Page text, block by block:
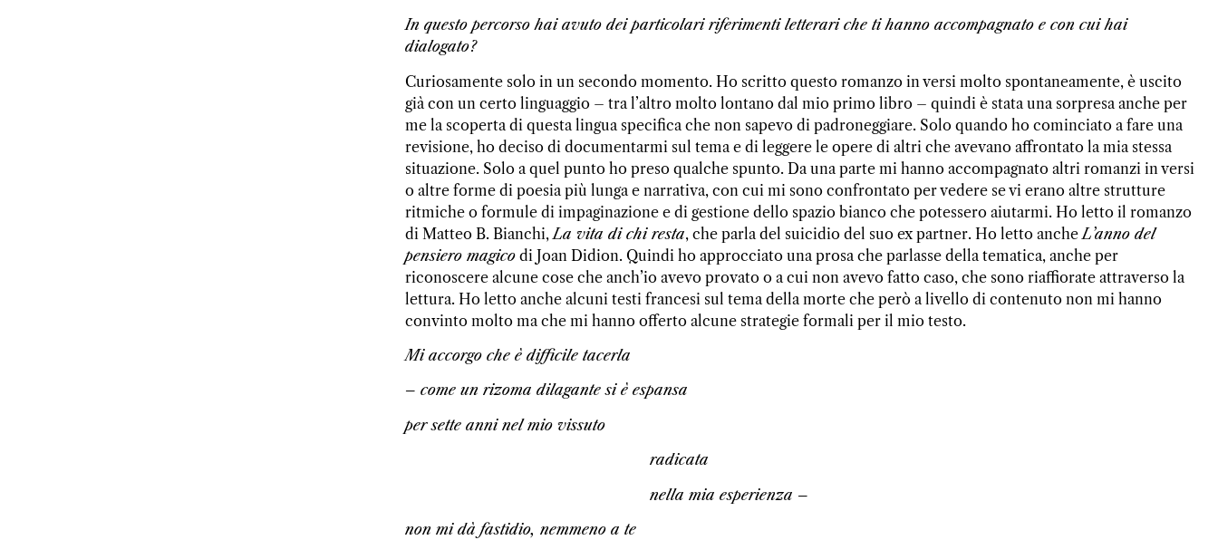
In questo percorso hai avuto dei particolari riferimenti letterari che ti hanno accompagnato e con cui hai
dialogato?
Curiosamente solo in un secondo momento. Ho scritto questo romanzo in versi molto spontaneamente, è uscito
già con un certo linguaggio – tra l’altro molto lontano dal mio primo libro – quindi è stata una sorpresa anche per
me la scoperta di questa lingua specifica che non sapevo di padroneggiare. Solo quando ho cominciato a fare una
revisione, ho deciso di documentarmi sul tema e di leggere le opere di altri che avevano affrontato la mia stessa
situazione. Solo a quel punto ho preso qualche spunto. Da una parte mi hanno accompagnato altri romanzi in versi
o altre forme di poesia più lunga e narrativa, con cui mi sono confrontato per vedere se vi erano altre strutture
ritmiche o formule di impaginazione e di gestione dello spazio bianco che potessero aiutarmi. Ho letto il romanzo
di Matteo B. Bianchi, La vita di chi resta, che parla del suicidio del suo ex partner. Ho letto anche L’anno del
pensiero magicodi Joan Didion. Quindi ho approcciato una prosa che parlasse della tematica, anche per
riconoscere alcune cose che anch’io avevo provato o a cui non avevo fatto caso, che sono riaffiorate attraverso la
lettura. Ho letto anche alcuni testi francesi sul tema della morte che però a livello di contenuto non mi hanno
convinto molto ma che mi hanno offerto alcune strategie formali per il mio testo.
Mi accorgo che è difficile tacerla
– come un rizoma dilagante si è espansa
per sette anni nel mio vissuto
radicata
nella mia esperienza ­–
non mi dà fastidio, nemmeno a te